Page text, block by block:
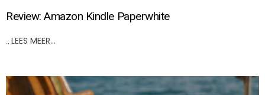
Review: Amazon Kindle Paperwhite
.. LEES MEER…